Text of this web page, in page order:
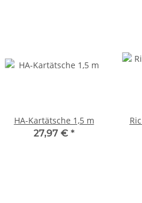
HA-Kartätsche 1,5 m
27,97 € *